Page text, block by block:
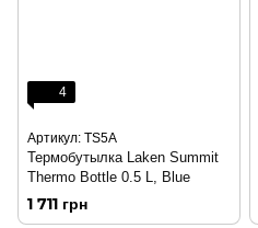
4
Артикул: TS5A
Термобутылка Laken Summit
Thermo Bottle 0.5 L, Blue
1 711 грн